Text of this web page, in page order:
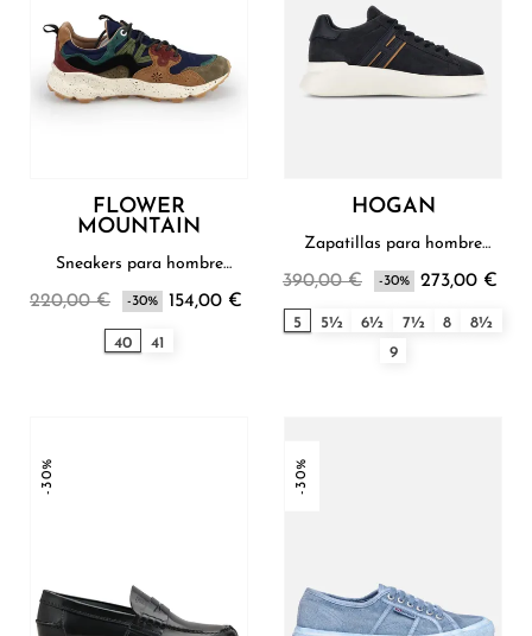
FLOWER
MOUNTAIN
Sneakers para hombre
220,00 € -30% 154,00 €
40 41
HOGAN
Zapatillas para hombre
390,00 € -30% 273,00 €
5 5½ 6½ 7½ 8
8½
9
-30% -30%